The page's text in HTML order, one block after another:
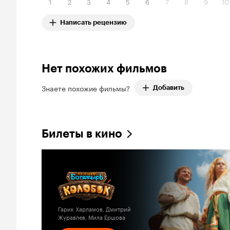
Написать рецензию
Нет похожих фильмов
Знаете похожие фильмы? Добавить
Билеты в кино
Гарик Харламов, Дмитрий
Журавлев, Мила Ершова